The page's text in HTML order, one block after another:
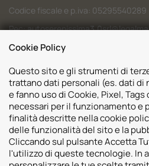
Codice fiscale e p.iva: 05295540289
Pec:
Codice SDI: M5UXCR1
Sedi
Volvo Padova
Volvo Venezia
Usato Padova
Risorse
Valuta il tuo Usato
Cookie Policy
Questo sito e gli strumenti di
trattano dati personali (es. dati di
e fanno uso di Cookie, Pixel,
necessari per il funzionamento e
finalità descritte nella cookie
delle funzionalità del sito e la
Cliccando sul pulsante Accetta
l'utilizzo di queste tecnologie. In